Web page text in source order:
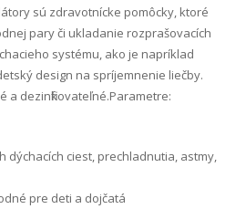
sú zdravotnícke pomôcky, ktoré
pary či ukladanie rozprašovacích
systému, ako je napríklad
design na spríjemnenie liečby.
a dezinfikovateľné.Parametre:
dýchacích ciest, prechladnutia, astmy,
pre deti a dojčatá